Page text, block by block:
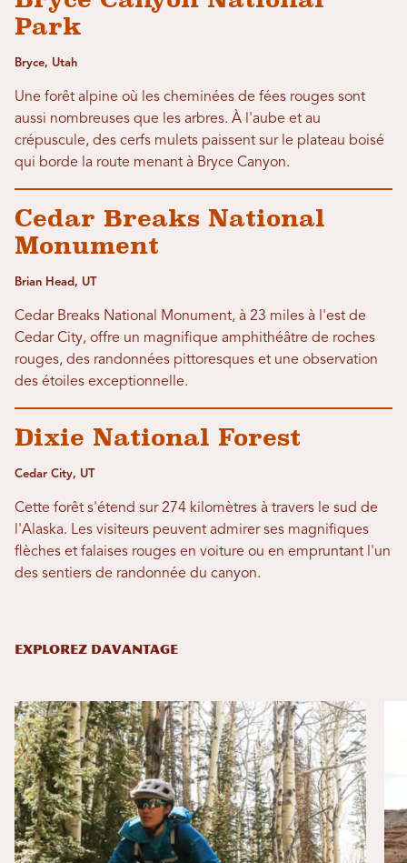
Park
Bryce, Utah
Une forêt alpine où les cheminées de fées rouges sont
aussi nombreuses que les arbres. À l'aube et au
crépuscule, des cerfs mulets paissent sur le plateau boisé
qui borde la route menant à Bryce Canyon.
Cedar Breaks National
Monument
Brian Head, UT
Cedar Breaks National Monument, à 23 miles à l'est de
Cedar City, offre un magnifique amphithéâtre de roches
rouges, des randonnées pittoresques et une observation
des étoiles exceptionnelle.
Dixie National Forest
Cedar City, UT
Cette forêt s'étend sur 274 kilomètres à travers le sud de
l'Alaska. Les visiteurs peuvent admirer ses magnifiques
flèches et falaises rouges en voiture ou en empruntant l'un
des sentiers de randonnée du canyon.
EXPLOREZ DAVANTAGE